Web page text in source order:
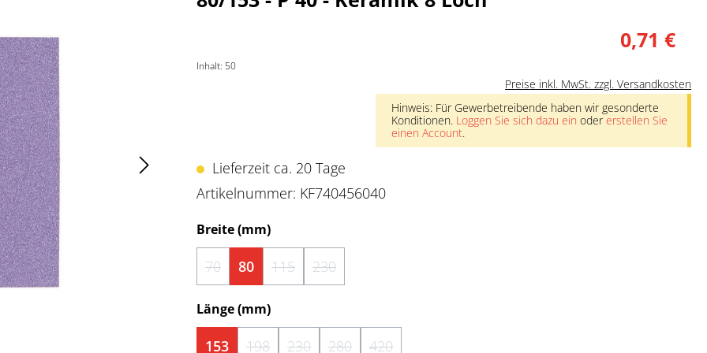
0,71 €
Inhalt: 50
Preise inkl. MwSt. zzgl. Versandkosten
Hinweis: Für Gewerbetreibende haben wir gesonderte
Konditionen. Loggen Sie sich dazu ein odererstellen Sie
einen Account.
Lieferzeit ca. 20 Tage
Artikelnummer: KF740456040
Breite (mm)auswählen
70(Diese Option ist zurzeit nicht verfügbar.)
80 115(Diese Option ist zurzeit nicht verfügbar.)
230(Diese Option ist zurzeit nicht verfügbar.)
Länge (mm)auswählen
153 198 230 280 420